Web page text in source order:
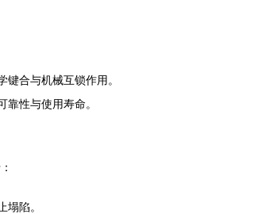
合与机械互锁作用。
性与使用寿命。
陷。